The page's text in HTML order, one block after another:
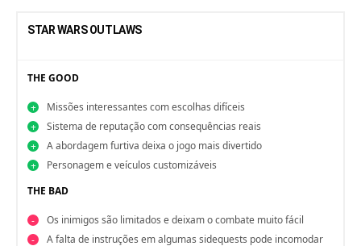
STAR WARS OUTLAWS
THE GOOD
Missões interessantes com escolhas difíceis
Sistema de reputação com consequências reais
A abordagem furtiva deixa o jogo mais divertido
Personagem e veículos customizáveis
THE BAD
Os inimigos são limitados e deixam o combate muito fácil
A falta de instruções em algumas sidequests pode incomodar